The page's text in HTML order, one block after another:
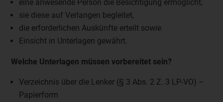
eine anwesende Person die Besichtigung ermöglicht,
sie diese auf Verlangen begleitet,
die erforderlichen Auskünfte erteilt sowie
Einsicht in Unterlagen gewährt.
Welche Unterlagen müssen vorbereitet sein?
Verzeichnis über die Lenker (§ 3 Abs. 2 Z. 3 LP-VO) –
Papierform